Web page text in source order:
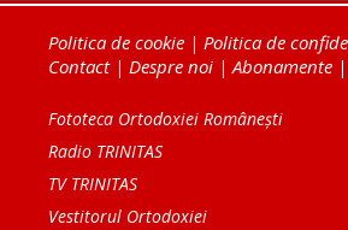
Politica de cookie | Politica de
Contact| Despre noi |Abonamente |
Fototeca Ortodoxiei Românești
Radio TRINITAS
TV TRINITAS
Vestitorul Ortodoxiei